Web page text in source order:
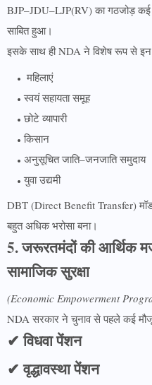
BJP–JDU–LJP(RV) का गठजोड़ कई
साबित हुआ।
इसके साथ ही NDA ने विशेष रूप से इन
महिलाएं
स्वयं सहायता समूह
छोटे व्यापारी
किसान
अनुसूचित जाति–जनजाति समुदाय
युवा उद्यमी
DBT (Direct Benefit Transfer)
बहुत अधिक भरोसा बना।
5. जरूरतमंदों की आर्थिक
सामाजिक सुरक्षा
(Economic Empowerment
NDA सरकार ने चुनाव से पहले कई
✔ विधवा पेंशन
✔ वृद्धावस्था पेंशन